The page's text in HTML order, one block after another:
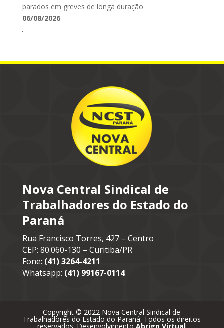
parados em greves de longa duração
06/08/2026
Nova Central Sindical de
Trabalhadores do Estado do
Paraná
Rua Francisco Torres, 427 – Centro
CEP: 80.060-130 – Curitiba/PR
Fone: (41) 3264-4211
Whatsapp: (41) 99167-0114
Copyright © 2022 Nova Central Sindical de
Trabalhadores do Estado do Paraná. Todos os direitos
reservados. DesenvolvimentoAbrigo Virtual